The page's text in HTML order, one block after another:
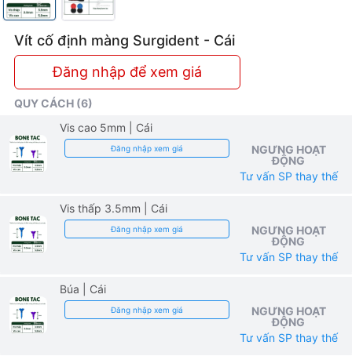
Vít cố định màng Surgident - Cái
Đăng nhập để xem giá
QUY CÁCH (6)
Vis cao 5mm
| Cái
Đăng nhập xem giá
NGƯNG HOẠT
ĐỘNG
Tư vấn SP thay thế
Vis thấp 3.5mm | Cái
Đăng nhập xem giá
NGƯNG HOẠT
ĐỘNG
Tư vấn SP thay thế
Búa | Cái
Đăng nhập xem giá
NGƯNG HOẠT
ĐỘNG
Tư vấn SP thay thế